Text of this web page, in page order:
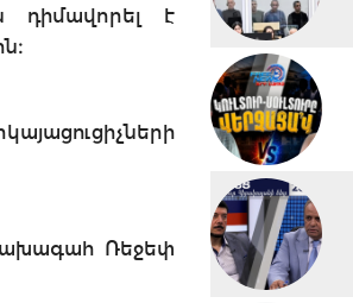
դիմավորել է
Ռեջեփ